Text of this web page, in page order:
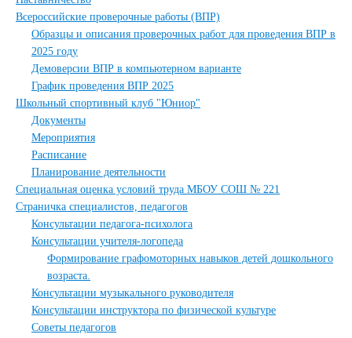
Всероссийские проверочные работы (ВПР)
Образцы и описания проверочных работ для проведения ВПР в
2025 году
Демоверсии ВПР в компьютерном варианте
График проведения ВПР 2025
Школьный спортивный клуб "Юниор"
Документы
Мероприятия
Расписание
Планирование деятельности
Специальная оценка условий труда МБОУ СОШ № 221
Страничка специалистов, педагогов
Консультации педагога-психолога
Консультации учителя-логопеда
Формирование графомоторных навыков детей дошкольного
возраста.
Консультации музыкального руководителя
Консультации инструктора по физической культуре
Советы педагогов